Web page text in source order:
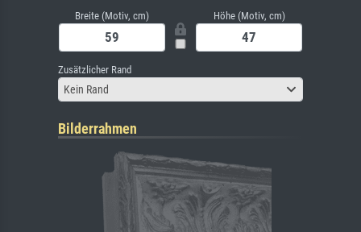
Breite (Motiv, cm) Höhe (Motiv, cm)
Zusätzlicher Rand
Kein Rand
Bilderrahmen